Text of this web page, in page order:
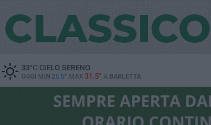
33°CCIELO SERENO
OGGI MIN 25.5° MAX 31.5° A BARLETTA